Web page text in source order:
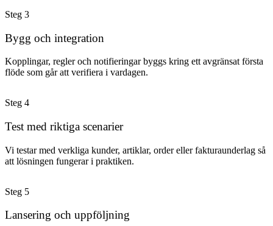
Steg 3
Bygg och integration
Kopplingar, regler och notifieringar byggs kring ett avgränsat första
flöde som går att verifiera i vardagen.
Steg 4
Test med riktiga scenarier
Vi testar med verkliga kunder, artiklar, order eller fakturaunderlag så
att lösningen fungerar i praktiken.
Steg 5
Lansering och uppföljning